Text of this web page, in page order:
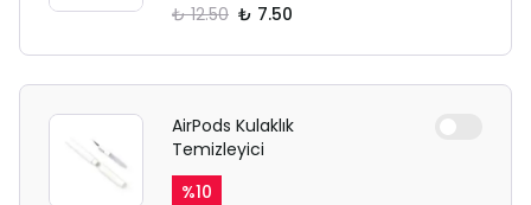
₺ 12.50 ₺ 7.50
AirPods Kulaklık
Temizleyici
%10